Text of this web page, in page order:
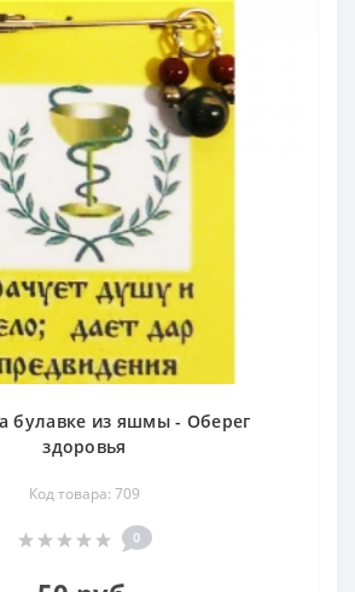
булавке из яшмы - Оберег
здоровья
Код товара: 709
0